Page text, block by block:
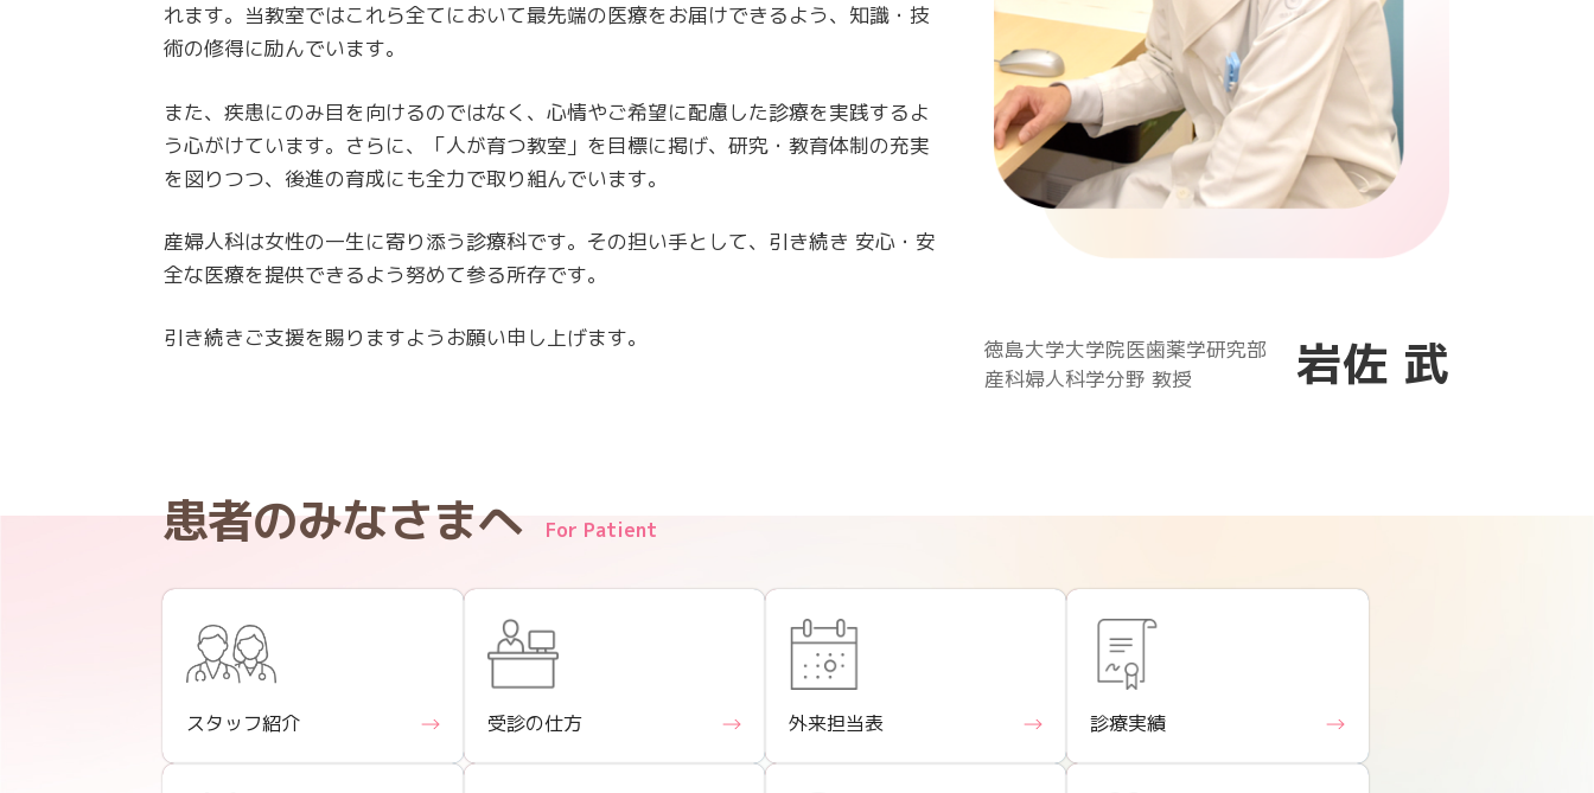
れます。当教室ではこれら全てにおいて最先端の医療をお届けできるよう、知識・技
術の修得に励んでいます。
また、疾患にのみ目を向けるのではなく、心情やご希望に配慮した診療を実践するよ
う心がけています。さらに、「人が育つ教室」を目標に掲げ、研究・教育体制の充実
を図りつつ、後進の育成にも全力で取り組んでいます。
産婦人科は女性の一生に寄り添う診療科です。その担い手として、引き続き 安心・安
全な医療を提供できるよう努めて参る所存です。
引き続きご支援を賜りますようお願い申し上げます。
徳島大学大学院医歯薬学研究部
産科婦人科学分野 教授
岩佐 武
患者のみなさまへ For Patient
スタッフ紹介 受診の仕方 外来担当表 診療実績